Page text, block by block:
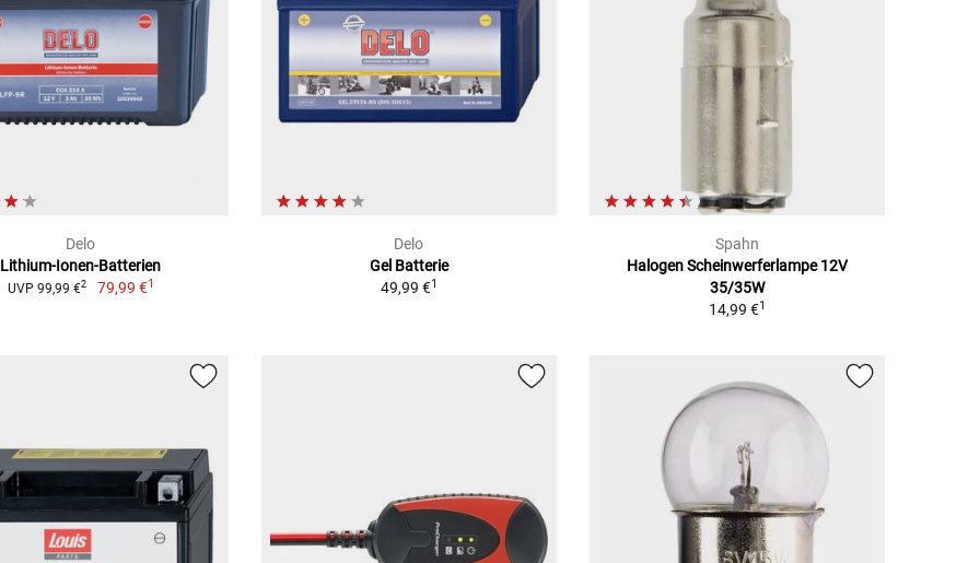
Delo
Lithium-Ionen-Batterien
UVP 99,99 €2 79,99 €1
Delo
Gel Batterie
49,99 €1
Spahn
Halogen Scheinwerferlampe 12V
35/35W
14,99 €1